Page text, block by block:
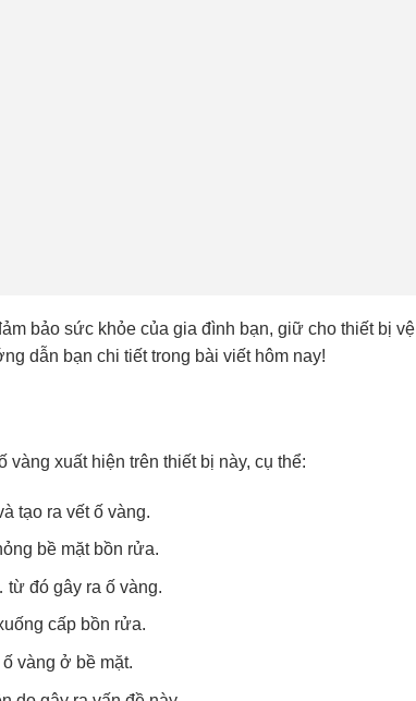
bảo sức khỏe của gia đình bạn, giữ cho thiết bị vệ
dẫn bạn chi tiết trong bài viết hôm nay!
vàng xuất hiện trên thiết bị này, cụ thể:
tạo ra vết ố vàng.
bề mặt bồn rửa.
từ đó gây ra ố vàng.
cấp bồn rửa.
vàng ở bề mặt.